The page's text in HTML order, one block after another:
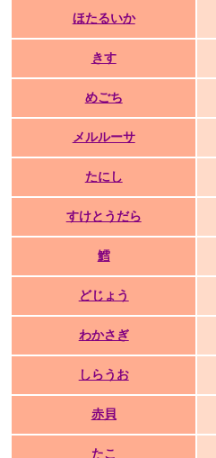
ほたるいか
きす
めごち
メルルーサ
たにし
すけとうだら
鱈
どじょう
わかさぎ
しらうお
赤貝
たこ